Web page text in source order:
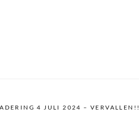
4 JULI 2024 – VERVALLEN!!